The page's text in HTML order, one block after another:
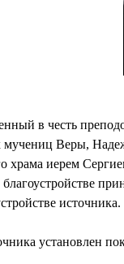
в честь
мучениц Веры,
храма иерем
источника.
установлен